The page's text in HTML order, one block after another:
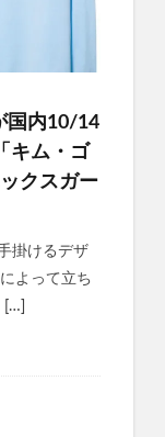
国内10/14
キム・ゴ
クスガー
掛けるデザ
よって立ち
[…]